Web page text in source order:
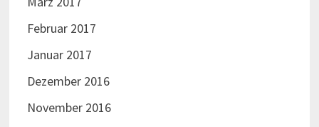
Februar 2017
Januar 2017
Dezember 2016
November 2016